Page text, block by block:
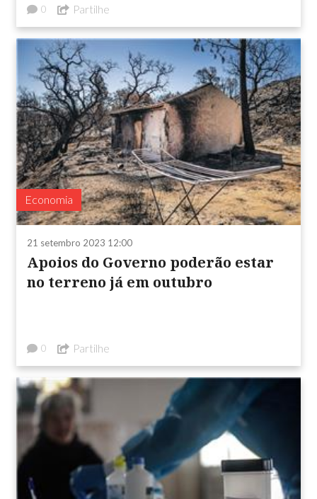
0 Partilhe
Economia
21 setembro 2023 12:00
Apoios do Governo poderão estar
no terreno já em outubro
0 Partilhe